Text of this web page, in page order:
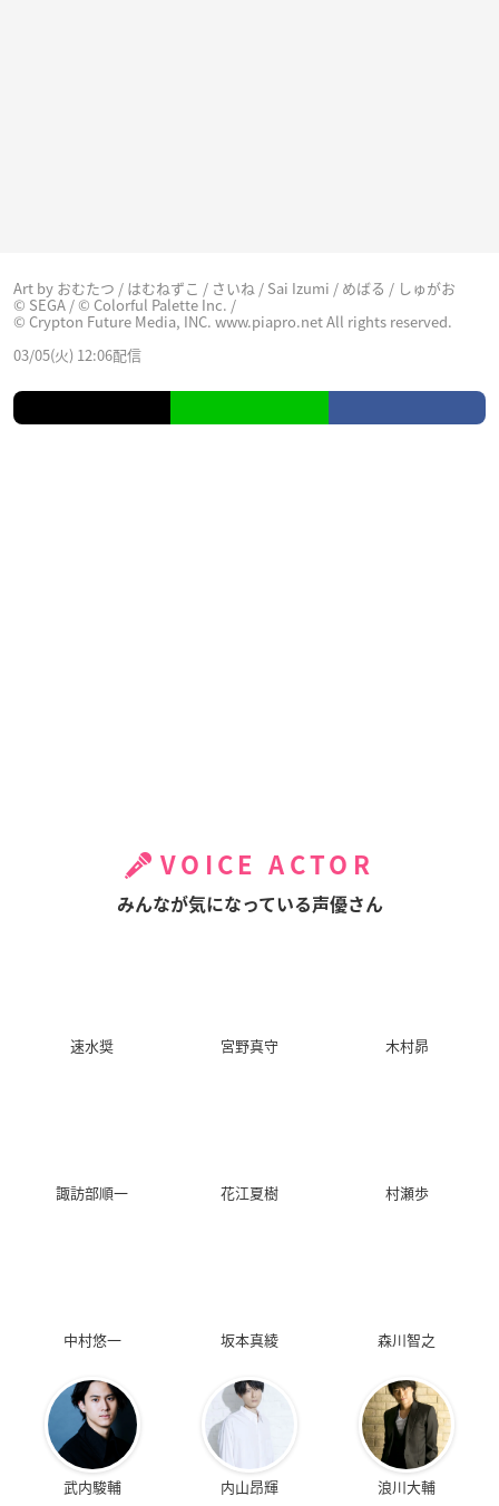
Art by おむたつ / はむねずこ / さいね / Sai Izumi / めばる / しゅがお
© SEGA / © Colorful Palette Inc. /
© Crypton Future Media, INC. www.piapro.net All rights reserved.
03/05(火) 12:06配信
VOICE ACTOR
みんなが気になっている声優さん
速水奨 宮野真守 木村昴
諏訪部順一 花江夏樹 村瀬歩
中村悠一 坂本真綾 森川智之
武内駿輔 内山昂輝 浪川大輔